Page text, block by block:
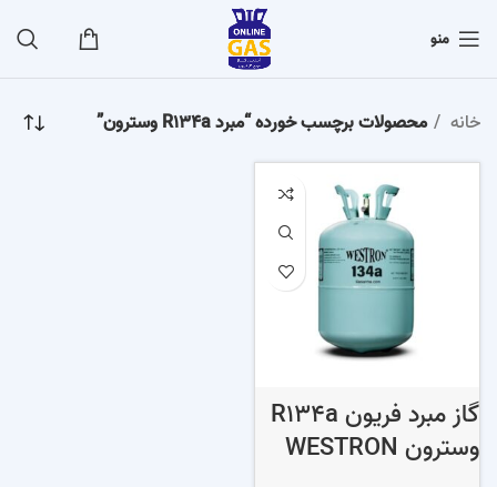
منو
خانه محصولات برچسب خورده “مبرد R134a وسترون”
گاز مبرد فریون R134a
وسترون WESTRON